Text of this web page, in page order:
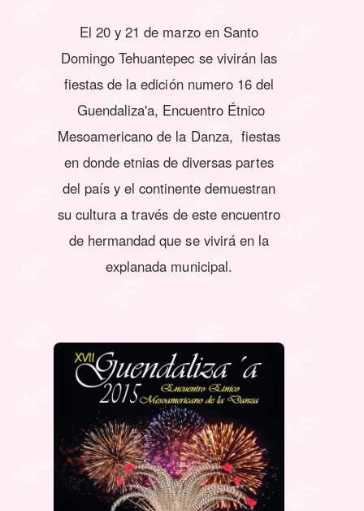
El 20 y 21 de marzo en Santo
Domingo Tehuantepec se vivirán las
fiestas de la edición numero 16 del
Guendaliza'a, Encuentro Étnico
Mesoamericano de la Danza, fiestas
en donde etnias de diversas partes
del país y el continente demuestran
su cultura a través de este encuentro
de hermandad que se vivirá en la
explanada municipal.